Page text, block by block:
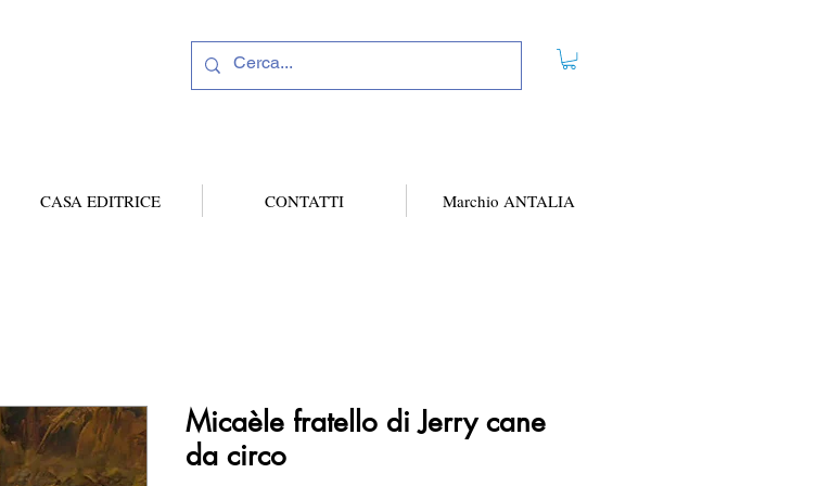
CASA EDITRICE CONTATTI Marchio ANTALIA
Micaèle fratello di Jerry cane
da circo